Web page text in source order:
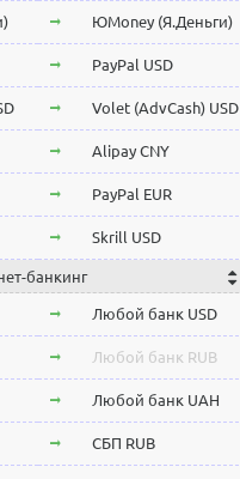
EOS
NEO
ChainLink LINK
Qtum
Iota MIOTA
Waves
Zcash ZEC
Ontology ONT
0x ZRX
VeChain VET
ЮMoney (Я.Деньги)
PayPal USD
Volet (AdvCash) USD
Alipay CNY
PayPal EUR
Skrill USD
Volet (AdvCash) RUB
Volet (AdvCash) EUR
Volet (AdvCash) KZT
ePayments USD
банкинг
Любой банк USD
Любой банк RUB
Любой банк UAH
СБП RUB